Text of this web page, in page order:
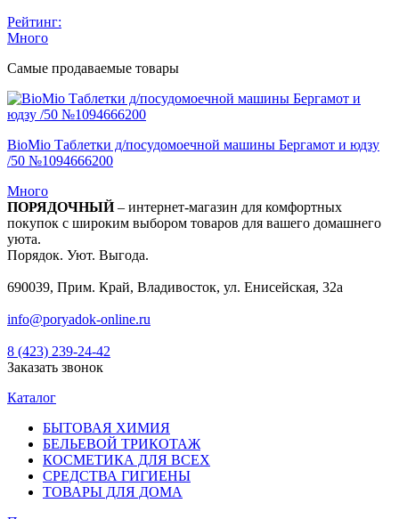
Рейтинг:
Много
Самые продаваемые товары
BioMio Таблетки д/посудомоечной машины Бергамот и юдзу
/50 №1094666200
Много
ПОРЯДОЧНЫЙ– интернет-магазин для комфортных
покупок с широким выбором товаров для вашего домашнего
уюта.
Порядок. Уют. Выгода.
690039, Прим. Край, Владивосток, ул. Енисейская, 32а
info@poryadok-online.ru
8 (423) 239-24-42
Заказать звонок
Каталог
БЫТОВАЯ ХИМИЯ
БЕЛЬЕВОЙ ТРИКОТАЖ
КОСМЕТИКА ДЛЯ ВСЕХ
СРЕДСТВА ГИГИЕНЫ
ТОВАРЫ ДЛЯ ДОМА